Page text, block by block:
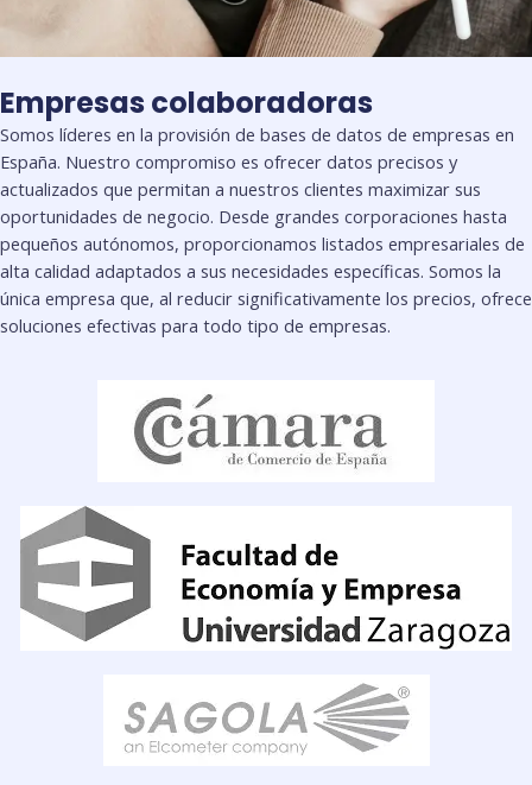
Empresas colaboradoras
Somos líderes en la provisión de bases de datos de empresas en
España. Nuestro compromiso es ofrecer datos precisos y
actualizados que permitan a nuestros clientes maximizar sus
oportunidades de negocio. Desde grandes corporaciones hasta
pequeños autónomos, proporcionamos listados empresariales de
alta calidad adaptados a sus necesidades específicas. Somos la
única empresa que, al reducir significativamente los precios, ofrece
soluciones efectivas para todo tipo de empresas.